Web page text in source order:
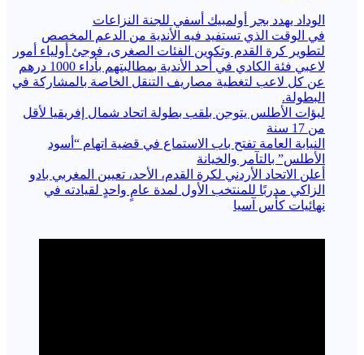
الوداد يهدد بجر أولمبيك أسفي للجنة النزاعات
في الوقت الذي تستفيد فيه الأندية من الدعم المخصص
لتطوير كرة القدم وتكوين الفئات الصغرى، فوجئ أولياء أمور
لاعبي فئة الكادي في أحد الأندية بمطالبتهم بأداء 1000 درهم
عن كل لاعب لتغطية مصاريف التنقل الخاصة بالمشاركة في
البطولة.
لبؤات الأطلس يتوجن بلقب بطولة اتحاد شمال إفريقيا لأقل
من 17 سنة
النيابة العامة تفتح باب الاستماع في قضية اتهام “أسود
الأطلس” بالتآمر والخيانة
أعلن الاتحاد الأردني لكرة القدم، الأحد، تعيين المغربي بادو
الزاكي مدربًا للمنتخب الأول لمدة عامٍ واحدٍ لقيادته ​في
نهائيات كأس آسيا